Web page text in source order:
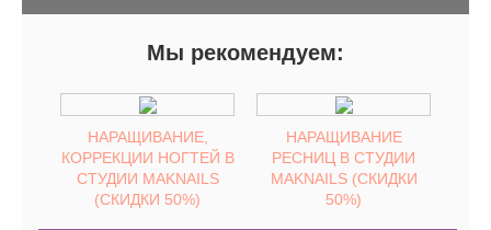
Мы рекомендуем:
ресниц одна из
самых популярных
позволяет создать
длину и эффект
ресниц на выбор
клиента.
НАРАЩИВАНИЕ,
КОРРЕКЦИИ НОГТЕЙ В
СТУДИИ MAKNAILS
(СКИДКИ 50%)
НАРАЩИВАНИЕ
РЕСНИЦ В СТУДИИ
MAKNAILS (СКИДКИ
50%)